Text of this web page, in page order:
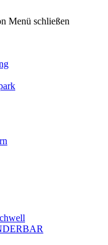
Menü schließen